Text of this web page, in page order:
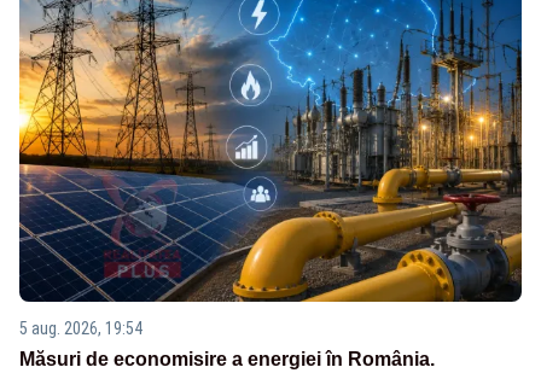
5 aug. 2026, 19:54
Măsuri de economisire a energiei în România.